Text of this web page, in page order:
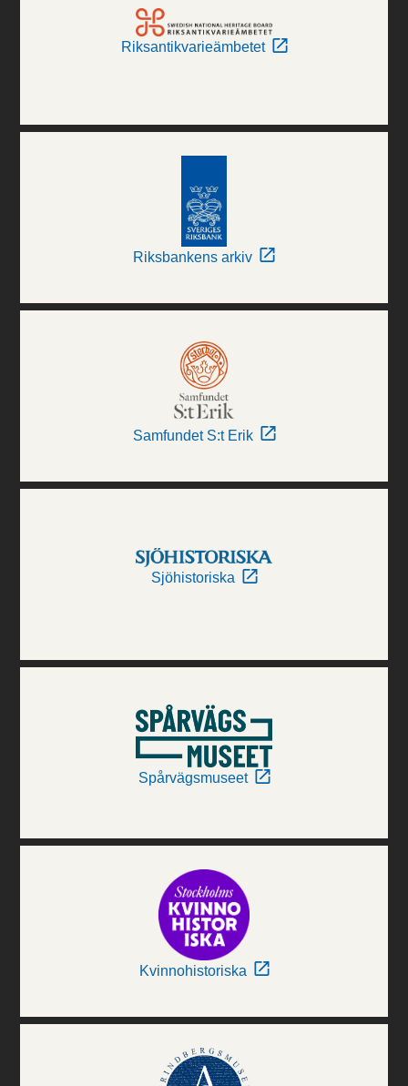
Riksantikvarieämbetet
Riksbankens arkiv
Samfundet S:t Erik
Sjöhistoriska
Spårvägsmuseet
Kvinnohistoriska